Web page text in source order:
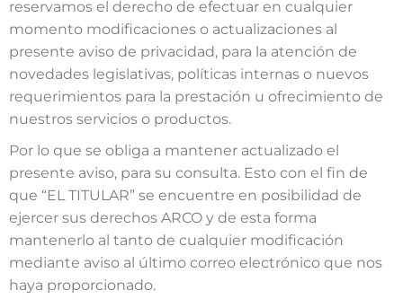
reservamos el derecho de efectuar en cualquier
momento modificaciones o actualizaciones al
presente aviso de privacidad, para la atención de
novedades legislativas, políticas internas o nuevos
requerimientos para la prestación u ofrecimiento de
nuestros servicios o productos.
Por lo que se obliga a mantener actualizado el
presente aviso, para su consulta. Esto con el fin de
que “EL TITULAR” se encuentre en posibilidad de
ejercer sus derechos ARCO y de esta forma
mantenerlo al tanto de cualquier modificación
mediante aviso al último correo electrónico que nos
haya proporcionado.